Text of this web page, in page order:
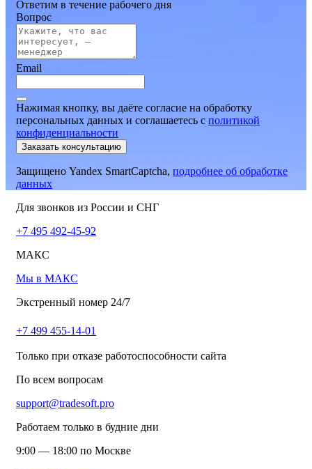
Ответим в течение рабочего дня
Вопрос
Email
Нажимая кнопку, вы даёте согласие на обработку
персональных данных и соглашаетесь c политикой
конфиденциальности
Заказать консультацию
Защищено Yandex SmartCaptcha, подробнее об обработке
данных
Для звонков из России и СНГ
+7 495 492-45-92
МАКС
Мы в МАКС
Экстренный номер 24/7
+7 499 455-14-01
Только при отказе работоспособности сайта
По всем вопросам
support@tradesoft.pro
Работаем только в будние дни
9:00 — 18:00 по Москве